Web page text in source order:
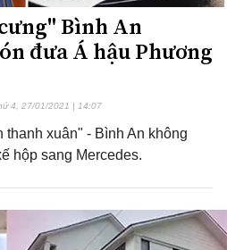
Bình An
đưa Á hậu Phương
4, 27/01/2021 | 14:07
thanh xuân" - Bình An không
hộp sang Mercedes.